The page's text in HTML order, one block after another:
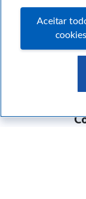
Aceitar
cookies